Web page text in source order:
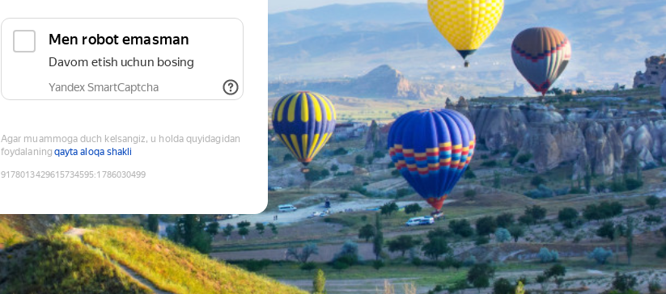
Men robot emasman
Davom etish uchun bosing
Yandex SmartCaptcha
Agar muammoga duch kelsangiz, u holda quyidagidan
foydalaning qayta aloqa shakli
9178013429615734595:1786030499